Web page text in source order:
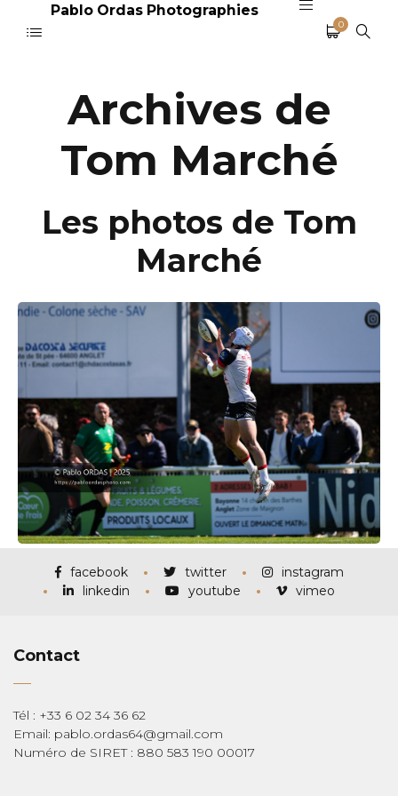
Pablo Ordas Photographies
0
Archives de
Tom Marché
Les photos de Tom
Marché
facebook twitter
instagram
linkedin
youtube vimeo
Contact
Tél : +33 6 02 34 36 62
Email: pablo.ordas64@gmail.com
Numéro de SIRET : 880 583 190 00017